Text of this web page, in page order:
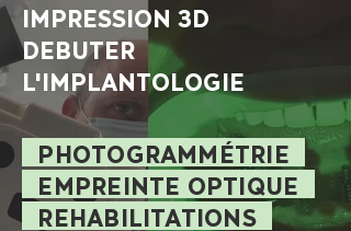
IMPRESSION 3D
DEBUTER
L'IMPLANTOLOGIE
PHOTOGRAMMÉTRIE
EMPREINTE OPTIQUE
REHABILITATIONS